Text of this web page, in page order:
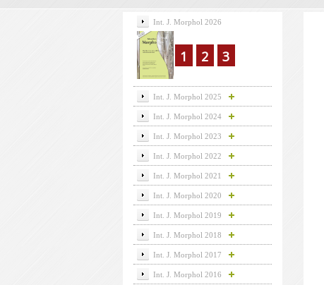
Int. J. Morphol 2026
1 2 3
Int. J. Morphol 2025
Int. J. Morphol 2024
Int. J. Morphol 2023
Int. J. Morphol 2022
Int. J. Morphol 2021
Int. J. Morphol 2020
Int. J. Morphol 2019
Int. J. Morphol 2018
Int. J. Morphol 2017
Int. J. Morphol 2016